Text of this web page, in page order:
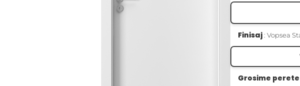
Finisaj Vopsea
Grosime perete